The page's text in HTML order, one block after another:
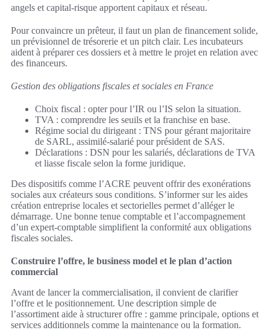
angels et capital-risque apportent capitaux et réseau.
Pour convaincre un prêteur, il faut un plan de financement solide,
un prévisionnel de trésorerie et un pitch clair. Les incubateurs
aident à préparer ces dossiers et à mettre le projet en relation avec
des financeurs.
Gestion des obligations fiscales et sociales en France
Choix fiscal : opter pour l’IR ou l’IS selon la situation.
TVA : comprendre les seuils et la franchise en base.
Régime social du dirigeant : TNS pour gérant majoritaire
de SARL, assimilé-salarié pour président de SAS.
Déclarations : DSN pour les salariés, déclarations de TVA
et liasse fiscale selon la forme juridique.
Des dispositifs comme l’ACRE peuvent offrir des exonérations
sociales aux créateurs sous conditions. S’informer sur les aides
création entreprise locales et sectorielles permet d’alléger le
démarrage. Une bonne tenue comptable et l’accompagnement
d’un expert-comptable simplifient la conformité aux obligations
fiscales sociales.
Construire l’offre, le business model et le plan d’action
commercial
Avant de lancer la commercialisation, il convient de clarifier
l’offre et le positionnement. Une description simple de
l’assortiment aide à structurer offre : gamme principale, options et
services additionnels comme la maintenance ou la formation.